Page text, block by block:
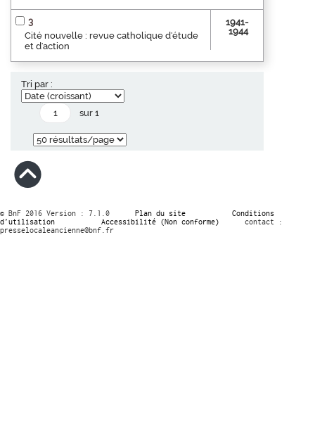
3
Cité nouvelle : revue catholique d'étude
et d'action
1941-
1944
Tri par :
sur 1
© BnF 2016 Version : 7.1.0 Plan du site
Conditions
d’utilisation
Accessibilité (Non conforme)
contact :
presselocaleancienne@bnf.fr